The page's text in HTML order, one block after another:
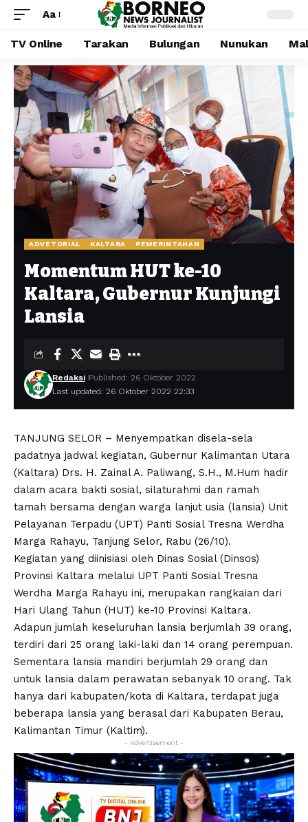
Aa
TV Online Tarakan Bulungan Nunukan
ADVETORIAL KALTARA PEMERINTAHAN
Momentum HUT ke-10
Kaltara, Gubernur Kunjungi
Lansia
Last updated: 26 Oktober 2022 22:33
Redaksi Published: 26 Oktober 2022
TANJUNG SELOR – Menyempatkan disela-sela
padatnya jadwal kegiatan, Gubernur Kalimantan Utara
(Kaltara) Drs. H. Zainal A. Paliwang, S.H., M.Hum hadir
dalam acara bakti sosial, silaturahmi dan ramah
tamah bersama dengan warga lanjut usia (lansia) Unit
Pelayanan Terpadu (UPT) Panti Sosial Tresna Werdha
Marga Rahayu, Tanjung Selor, Rabu (26/10).
Kegiatan yang diinisiasi oleh Dinas Sosial (Dinsos)
Provinsi Kaltara melalui UPT Panti Sosial Tresna
Werdha Marga Rahayu ini, merupakan rangkaian dari
Hari Ulang Tahun (HUT) ke-10 Provinsi Kaltara.
Adapun jumlah keseluruhan lansia berjumlah 39 orang,
terdiri dari 25 orang laki-laki dan 14 orang perempuan.
Sementara lansia mandiri berjumlah 29 orang dan
untuk lansia dalam perawatan sebanyak 10 orang. Tak
hanya dari kabupaten/kota di Kaltara, terdapat juga
beberapa lansia yang berasal dari Kabupaten Berau,
Kalimantan Timur (Kaltim).
- Advertisement -